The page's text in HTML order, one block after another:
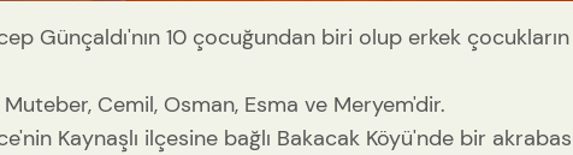
Günçaldı'nın 10 çocuğundan biri olup erkek
Cemil, Osman, Esma ve Meryem'dir.
Kaynaşlı ilçesine bağlı Bakacak Köyü'nde bir